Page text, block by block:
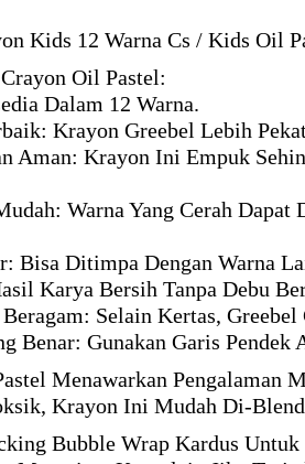
Kids 12 Warna Cs / Kids Oil
Oil Pastel:
Dalam 12 Warna.
Krayon Greebel Lebih
Aman: Krayon Ini Empuk
Warna Yang Cerah
Bisa Ditimpa Dengan Warna
Karya Bersih Tanpa Debu
Selain Kertas,
Benar: Gunakan Garis
Menawarkan Pengalaman
Krayon Ini Mudah Di-
Bubble Wrap Kardus